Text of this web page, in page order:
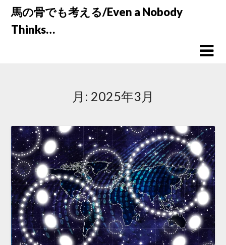
Skip
content
馬の骨でも考える/Even a Nobody
Thinks…
月: 2025年3月